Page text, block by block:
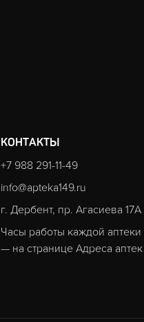
КОНТАКТЫ
+7 988 291-11-49
info@apteka149.ru
г. Дербент, пр. Агасиева 17А
Часы работы каждой аптеки
— на странице Адреса аптек